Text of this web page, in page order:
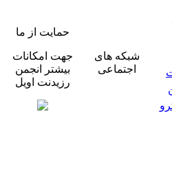
شبکه های
اجتماعی
حمایت از ما
جهت امکانات
بیشتر انجمن
رزیدنت اویل